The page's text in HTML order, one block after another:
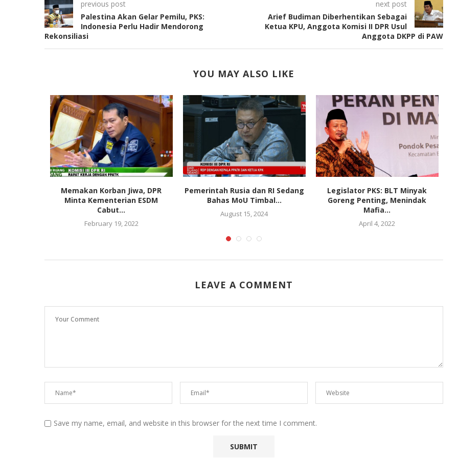
previous post
Palestina Akan Gelar Pemilu, PKS:
Indonesia Perlu Hadir Mendorong
Rekonsiliasi
next post
Arief Budiman Diberhentikan Sebagai
Ketua KPU, Anggota Komisi II DPR Usul
Anggota DKPP di PAW
YOU MAY ALSO LIKE
Memakan Korban Jiwa, DPR
Minta Kementerian ESDM
Cabut...
February 19, 2022
Pemerintah Rusia dan RI Sedang
Bahas MoU Timbal...
August 15, 2024
Legislator PKS: BLT Minyak
Goreng Penting, Menindak
Mafia...
April 4, 2022
LEAVE A COMMENT
Save my name, email, and website in this browser for the next time I comment.